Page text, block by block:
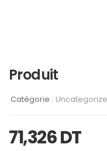
Produit
Catégorie :
71,326DT